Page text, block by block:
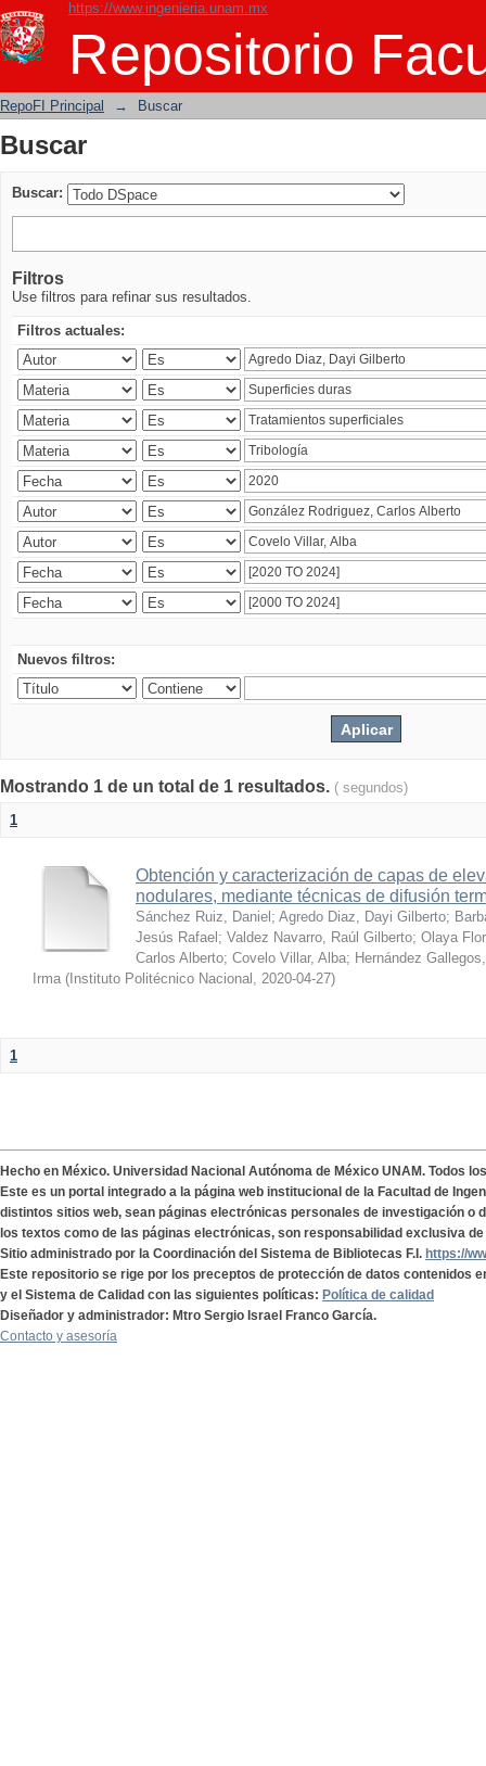
https://www.ingenieria.unam.mx
Repositorio
Buscar
RepoFI Principal → Buscar
Buscar
Buscar:
Filtros
Use filtros para refinar sus resultados.
Filtros actuales:
Nuevos filtros:
Mostrando 1 de un total de 1 resultados. ( segundos)
1
Obtención y caracterización de capas de
nodulares, mediante técnicas de difusión
Sánchez Ruiz, Daniel ; Agredo Diaz, Dayi Gilberto;
Jesús Rafael ; Valdez Navarro, Raúl Gilberto; Olaya
Carlos Alberto; Covelo Villar, Alba; Hernández
Irma ( Instituto Politécnico Nacional , 2020-04-27)
1
Hecho en México. Universidad Nacional Autónoma de México UNAM. Todos
Este es un portal integrado a la página web institucional de la Facultad de
distintos sitios web, sean páginas electrónicas personales de investigación o
los textos como de las páginas electrónicas, son responsabilidad exclusiva
Sitio administrado por la Coordinación del Sistema de Bibliotecas F.I. https://
Este repositorio se rige por los preceptos de protección de datos contenidos
y el Sistema de Calidad con las siguientes políticas: Política de calidad
Diseñador y administrador: Mtro Sergio Israel Franco García.
Contacto y asesoría